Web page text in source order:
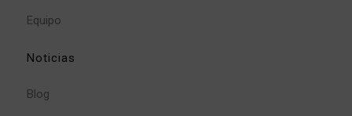
Equipo
Noticias
Blog